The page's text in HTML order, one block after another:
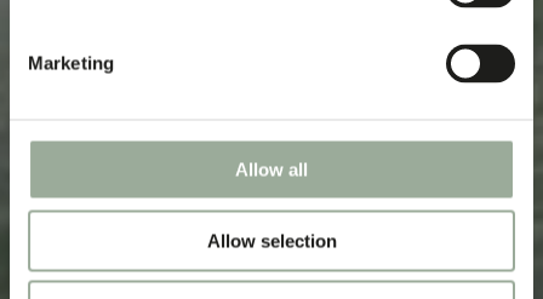
Marketing
Allow all
Allow selection